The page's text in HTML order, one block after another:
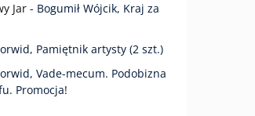
Jar - Bogumił Wójcik, Kraj za
Pamiętnik artysty (2 szt.)
Vade-mecum. Podobizna
Promocja!